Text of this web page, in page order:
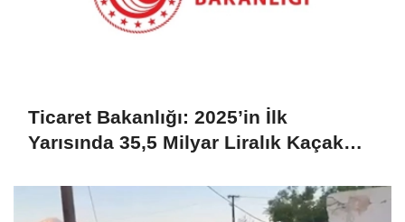
Ticaret Bakanlığı: 2025’in İlk
Yarısında 35,5 Milyar Liralık Kaçak